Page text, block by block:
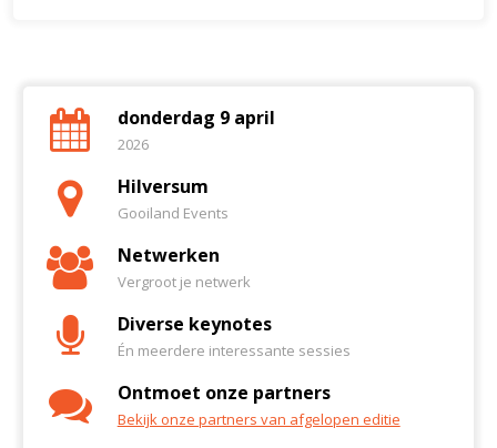
donderdag 9 april
2026
Hilversum
Gooiland Events
Netwerken
Vergroot je netwerk
Diverse keynotes
Én meerdere interessante sessies
Ontmoet onze partners
Bekijk onze partners van afgelopen editie